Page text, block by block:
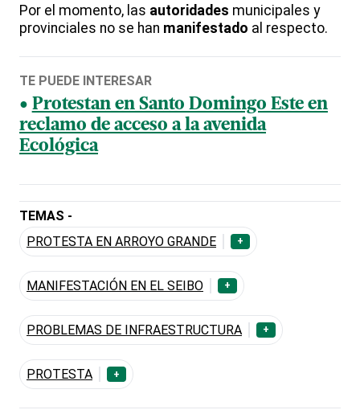
Por el momento, las autoridades municipales y
provinciales no se han manifestado al respecto.
TE PUEDE INTERESAR
Protestan en Santo Domingo Este en
reclamo de acceso a la avenida
Ecológica
TEMAS -
PROTESTA EN ARROYO GRANDE
+
MANIFESTACIÓN EN EL SEIBO +
PROBLEMAS DE INFRAESTRUCTURA +
PROTESTA +